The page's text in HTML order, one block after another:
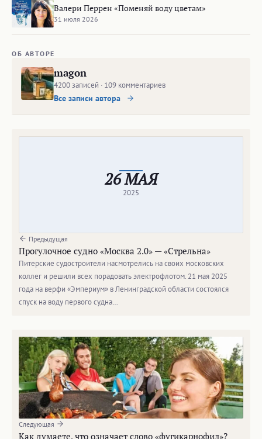
Валери Перрен «Поменяй воду цветам»
31 июля 2026
ОБ АВТОРЕ
magon
4200 записей · 109 комментариев
Все записи автора
26 МАЯ
2025
Предыдущая
Прогулочное судно «Москва 2.0» — «Стрельна»
Питерские судостроители насмотрелись на своих московских
коллег и решили всех порадовать электрофлотом. 21 мая 2025
года на верфи «Эмпериум» в Ленинградской области состоялся
спуск на воду первого судна…
Следующая
Как думаете, что означает слово «фугикарнофил»?